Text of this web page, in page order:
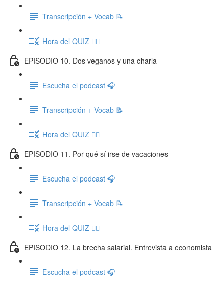
Transcripción + Vocab 📝
Hora del QUIZ ✍🏽
EPISODIO 10. Dos veganos y una charla
Escucha el podcast 🎧
Transcripción + Vocab 📝
Hora del QUIZ ✍🏽
EPISODIO 11. Por qué sí irse de vacaciones
Escucha el podcast 🎧
Transcripción + Vocab 📝
Hora del QUIZ ✍🏽
EPISODIO 12. La brecha salarial. Entrevista a economista
Escucha el podcast 🎧